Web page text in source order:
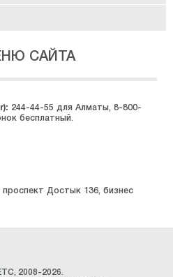
САЙТА
244-44-55 для Алматы, 8-800-
бесплатный.
проспект Достык 136, бизнес
2008-2026.